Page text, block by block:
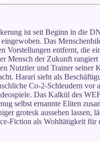
ist seit Beginn in die
Das
Vorstellungen entfernt, die
Mensch der Zukunft
Nutztier und Trainer seiner
Harari sieht als
Co-2-Schleudern vor
Das Kalkül des
selbst ernannte Eliten
grotesk aussehen lassen,
Fiction als Wohltätigkeit für